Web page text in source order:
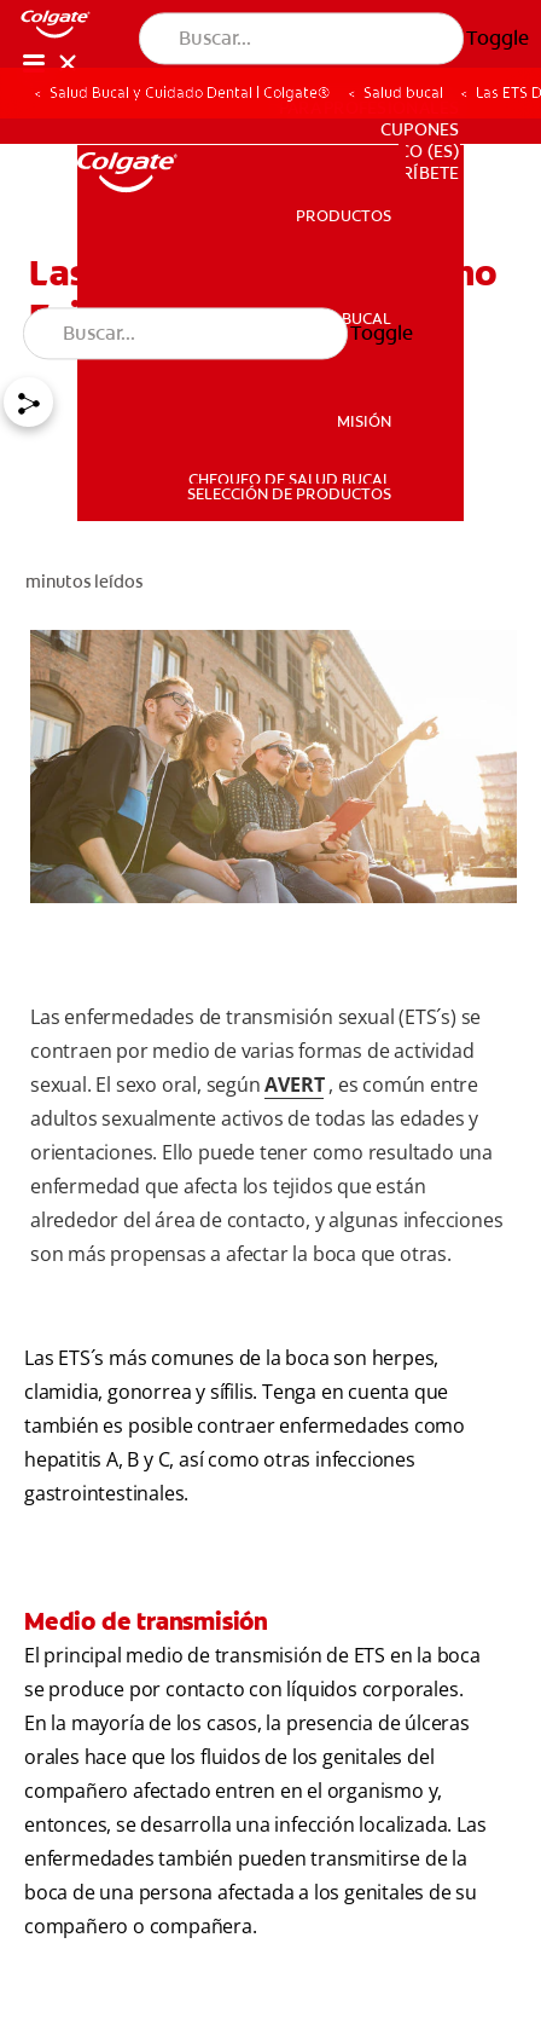
Toggle
SALUD BUCAL
PARA PROFESIONALES
CUPONES
CO (ES)
SUSCRÍBETE
PARA PROFESIONALES
CUPONES
CO (ES)
SUSCRÍBETE
PRODUCTOS
SALUD BUCAL
MISIÓN
CHEQUEO DE SALUD BUCAL
SELECCIÓN DE PRODUCTOS
Toggle
Salud Bucal y Cuidado Dental | Colgate® Salud bucal Las ETS
Las ETS De La Boca Y Cómo
Evitarlas
minutos leídos
Las enfermedades de transmisión sexual (ETS´s) se
contraen por medio de varias formas de actividad
sexual. El sexo oral, segúnAVERT, es común entre
adultos sexualmente activos de todas las edades y
orientaciones. Ello puede tener como resultado una
enfermedad que afecta los tejidos que están
alrededor del área de contacto, y algunas infecciones
son más propensas a afectar la boca que otras.
Las ETS´s más comunes de la boca son herpes,
clamidia, gonorrea y sífilis. Tenga en cuenta que
también es posible contraer enfermedades como
hepatitis A, B y C, así como otras infecciones
gastrointestinales.
Medio de transmisión
El principal medio de transmisión de ETS en la boca
se produce por contacto con líquidos corporales.
En la mayoría de los casos, la presencia de úlceras
orales hace que los fluidos de los genitales del
compañero afectado entren en el organismo y,
entonces, se desarrolla una infección localizada. Las
enfermedades también pueden transmitirse de la
boca de una persona afectada a los genitales de su
compañero o compañera.